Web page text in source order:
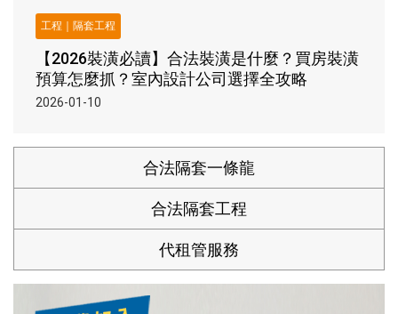
工程｜隔套工程
【2026裝潢必讀】合法裝潢是什麼？買房裝潢
預算怎麼抓？室內設計公司選擇全攻略
2026-01-10
合法隔套一條龍
合法隔套工程
代租管服務